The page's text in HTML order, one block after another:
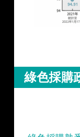
綠色採購